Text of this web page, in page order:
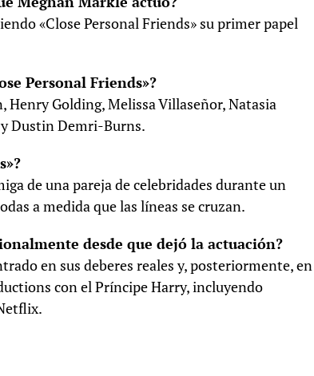
«Close Personal Friends» su primer papel
Personal Friends»?
Henry Golding, Melissa Villaseñor, Natasia
Dustin Demri-Burns.
de una pareja de celebridades durante un
a medida que las líneas se cruzan.
desde que dejó la actuación?
en sus deberes reales y, posteriormente, en
con el Príncipe Harry, incluyendo